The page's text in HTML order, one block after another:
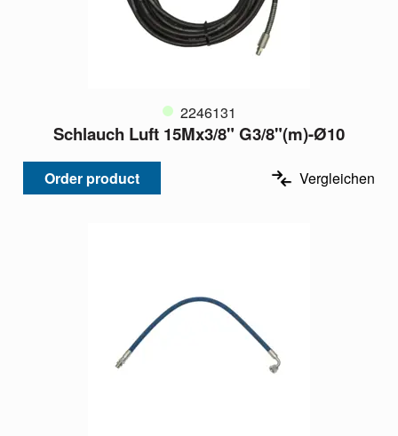
2246131
Schlauch Luft 15Mx3/8" G3/8"(m)-Ø10
Order product Vergleichen